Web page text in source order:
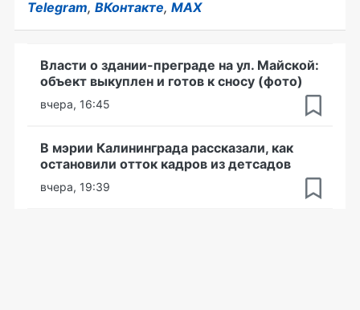
Telegram, ВКонтакте, MAX
Власти о здании-преграде на ул. Майской:
объект выкуплен и готов к сносу (фото)
вчера, 16:45
В мэрии Калининграда рассказали, как
остановили отток кадров из детсадов
вчера, 19:39